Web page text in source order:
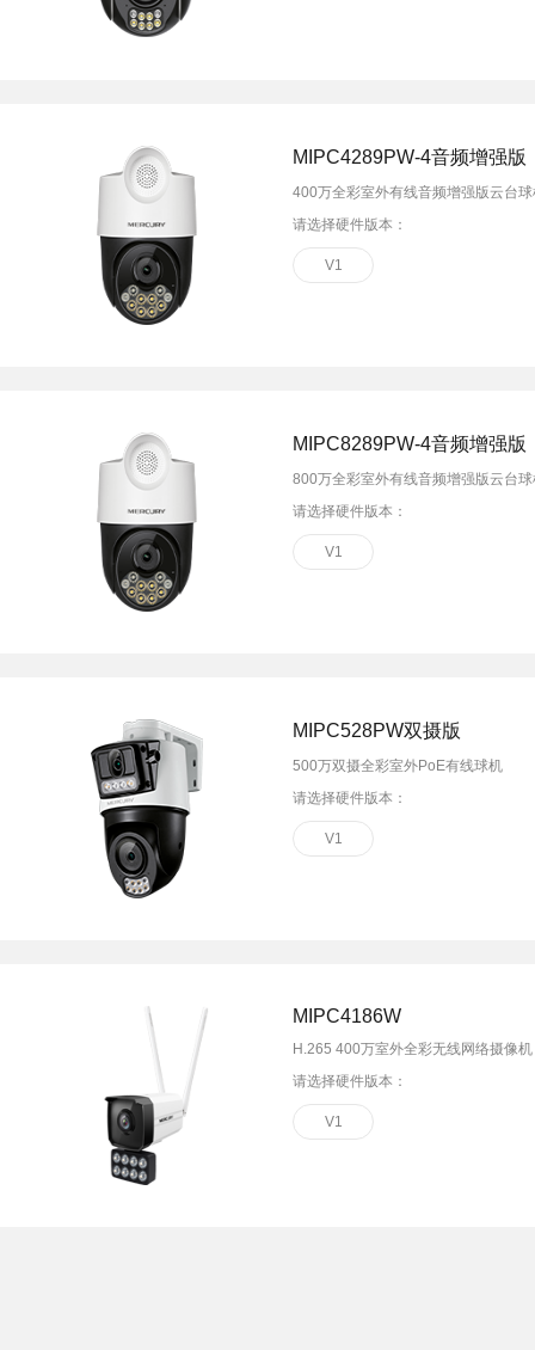
MIPC4289PW-4音频增强版
400万全彩室外有线音频增强版云台
请选择硬件版本：
V1
MIPC8289PW-4音频增强版
800万全彩室外有线音频增强版云台
请选择硬件版本：
V1
MIPC528PW双摄版
500万双摄全彩室外PoE有线球机
请选择硬件版本：
V1
MIPC4186W
H.265 400万室外全彩无线网络摄像机
请选择硬件版本：
V1